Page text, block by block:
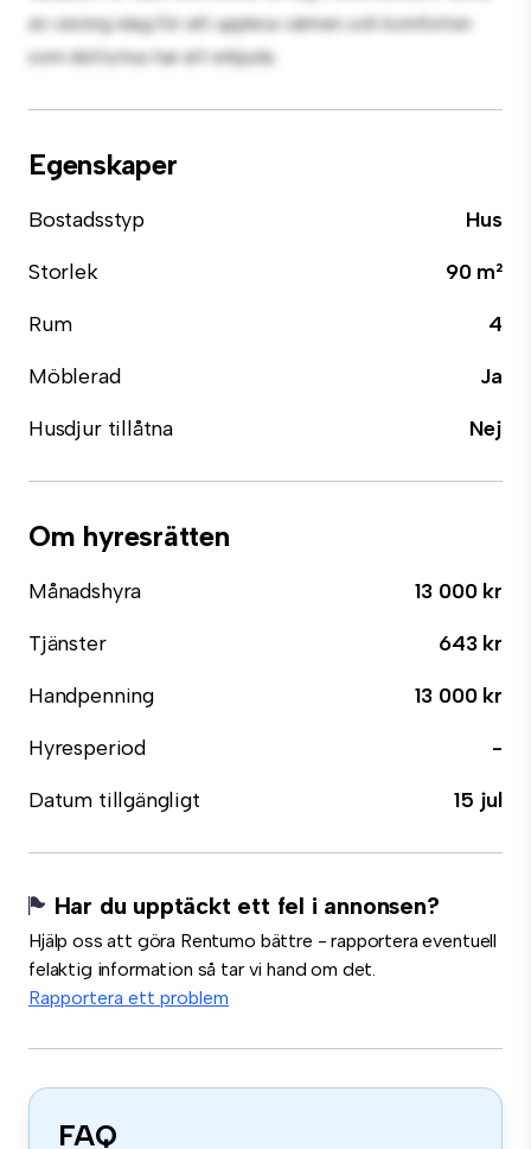
en visning idag för att uppleva värmen och komforten
som detta hus har att erbjuda.
Egenskaper
Bostadsstyp
Hus
Storlek
90 m²
Rum
4
Möblerad
Ja
Husdjur tillåtna
Nej
Om hyresrätten
Månadshyra
13 000 kr
Tjänster
643 kr
Handpenning
13 000 kr
Hyresperiod
-
Datum tillgängligt
15 jul
Har du upptäckt ett fel i annonsen?
Hjälp oss att göra Rentumo bättre - rapportera eventuell
felaktig information så tar vi hand om det.
Rapportera ett problem
FAQ